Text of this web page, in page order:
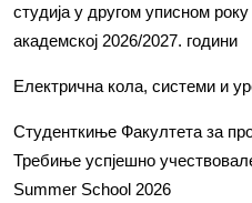
студија у другом уписном
академској 2026/2027. години
Електрична кола, системи и
Студенткиње Факултета за
Требиње успјешно
Summer School 2026